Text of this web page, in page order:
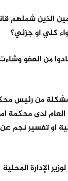
الذين شملهم
من العفو
من رئيس
العام لدى محكمة
او تفسير نجم
الإدارة المحلية